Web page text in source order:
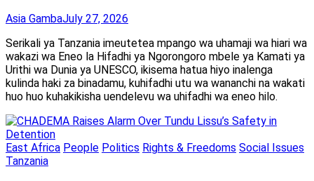
Asia GambaJuly 27, 2026
Serikali ya Tanzania imeutetea mpango wa uhamaji wa hiari wa
wakazi wa Eneo la Hifadhi ya Ngorongoro mbele ya Kamati ya
Urithi wa Dunia ya UNESCO, ikisema hatua hiyo inalenga
kulinda haki za binadamu, kuhifadhi utu wa wananchi na wakati
huo huo kuhakikisha uendelevu wa uhifadhi wa eneo hilo.
East Africa People Politics Rights & Freedoms Social Issues
Tanzania